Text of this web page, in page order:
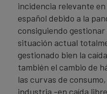
incidencia relevante
español debido a la
consiguiendo
situación actual
gestionado bien la
también el cambio de
las curvas de
industria -en caída